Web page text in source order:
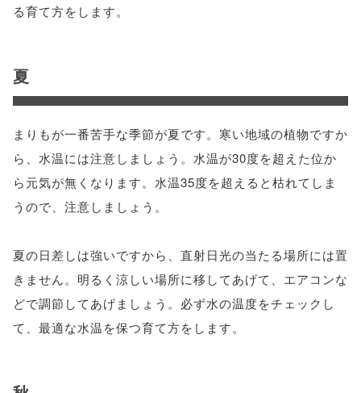
る育て方をします。
夏
まりもが一番苦手な季節が夏です。寒い地域の植物ですか
ら、水温には注意しましょう。水温が30度を超えた位か
ら元気が無くなります。水温35度を超えると枯れてしま
うので、注意しましょう。
夏の日差しは強いですから、直射日光の当たる場所には置
きません。明るく涼しい場所に移してあげて、エアコンな
どで調節してあげましょう。必ず水の温度をチェックし
て、最適な水温を保つ育て方をします。